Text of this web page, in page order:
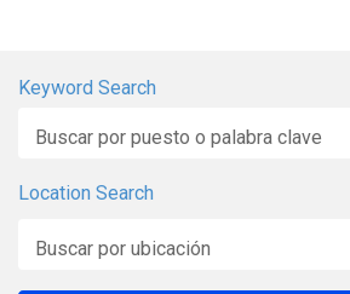
Keyword Search
Buscar por puesto o palabra clave
Location Search
Buscar por ubicación